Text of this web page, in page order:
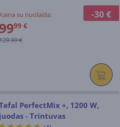
-30 €
Kaina su nuolaida:
9999 €
€
PerfectMix +, 1200 W,
juodas - Trintuvas